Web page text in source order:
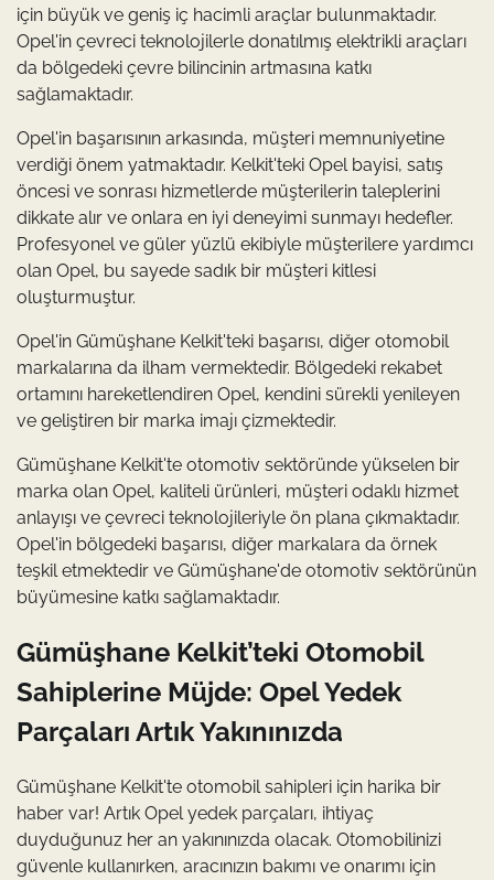
için büyük ve geniş iç hacimli araçlar bulunmaktadır.
Opel'in çevreci teknolojilerle donatılmış elektrikli araçları
da bölgedeki çevre bilincinin artmasına katkı
sağlamaktadır.
Opel'in başarısının arkasında, müşteri memnuniyetine
verdiği önem yatmaktadır. Kelkit'teki Opel bayisi, satış
öncesi ve sonrası hizmetlerde müşterilerin taleplerini
dikkate alır ve onlara en iyi deneyimi sunmayı hedefler.
Profesyonel ve güler yüzlü ekibiyle müşterilere yardımcı
olan Opel, bu sayede sadık bir müşteri kitlesi
oluşturmuştur.
Opel'in Gümüşhane Kelkit'teki başarısı, diğer otomobil
markalarına da ilham vermektedir. Bölgedeki rekabet
ortamını hareketlendiren Opel, kendini sürekli yenileyen
ve geliştiren bir marka imajı çizmektedir.
Gümüşhane Kelkit'te otomotiv sektöründe yükselen bir
marka olan Opel, kaliteli ürünleri, müşteri odaklı hizmet
anlayışı ve çevreci teknolojileriyle ön plana çıkmaktadır.
Opel'in bölgedeki başarısı, diğer markalara da örnek
teşkil etmektedir ve Gümüşhane'de otomotiv sektörünün
büyümesine katkı sağlamaktadır.
Gümüşhane Kelkit’teki Otomobil
Sahiplerine Müjde: Opel Yedek
Parçaları Artık Yakınınızda
Gümüşhane Kelkit'te otomobil sahipleri için harika bir
haber var! Artık Opel yedek parçaları, ihtiyaç
duyduğunuz her an yakınınızda olacak. Otomobilinizi
güvenle kullanırken, aracınızın bakımı ve onarımı için